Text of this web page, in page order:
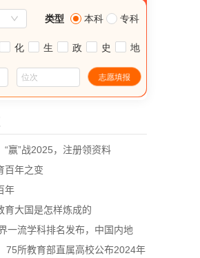
“赢”战2025，注册领资料
百年之变
年
育大国是怎样炼成的
一流学科排名发布，中国内地
75所教育部直属高校公布2024年